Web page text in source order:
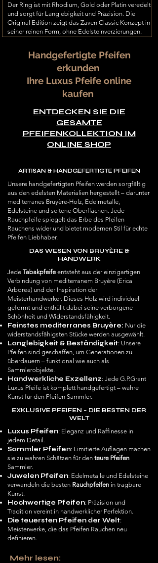
Der Ring ist mit Rhodium, Gold oder Platin veredelt
und sorgt für Langlebigkeit und Präzision. Die
Original Edition zeigt das Zaven Classic Konzept in
seiner reinen Form, ohne Edelsteinverzierungen.
Handgefertigte Pfeifen
erkunden
Ihre Luxus Pfeife online
kaufen
ENTDECKEN SIE DIE
GESAMTE
PFEIFENKOLLEKTION IM
ONLINE SHOP
ARTISAN & HANDGEFERTIGTE PFEIFEN
Unsere handgefertigten Pfeifen werden sorgfältig
aus den edelsten Materialien hergestellt – darunter
mediterranes Bruyère-Holz, Edelmetalle,
Edelsteine und seltene Oberflächen. Jede
Rauchpfeife spiegelt das Erbe des Pfeifen
Rauchens wider und bietet modernen Stil für echte
Pfeifen Liebhaber.
DAS WESEN VON BRUYÈRE &
HANDWERK
Jede Tabakpfeife entsteht aus der einzigartigen
Verbindung von mediterranem Bruyère (Erica
Arborea) und der Inspiration der
Meisterhandwerker. Dieses Holz wird individuell
geformt und enthüllt dabei seine verborgene
Schönheit und Widerstandsfähigkeit.
Feinstes mediterranes Bruyère: Nur die
widerstandsfähigsten Stücke werden ausgewählt.
Langlebigkeit & Beständigkeit: Unsere
Pfeifen sind geschaffen, um Generationen zu
überdauern – funktional wie auch als
Sammlerobjekte.
Handwerkliche Exzellenz: Jede G.P.Grant
Luxus Pfeife ist komplett handgefertigt – wahre
Kunst für den Pfeifen Sammler.
EXKLUSIVE PFEIFEN – DIE BESTEN DER
WELT
Luxus Pfeifen: Eleganz und Raffinesse in
jedem Detail.
Sammler Pfeifen: Limitierte Auflagen machen
sie zu wahren Schätzen für den teure Pfeifen
Sammler.
Juwelen Pfeifen: Edelmetalle und Edelsteine
verwandeln die besten Rauchpfeifen in tragbare
Kunst.
Hochwertige Pfeifen: Präzision und
Tradition vereint in handwerklicher Perfektion.
Die teuersten Pfeifen der Welt:
Meisterwerke, die das Pfeifen Rauchen neu
definieren.
Mehr lesen: